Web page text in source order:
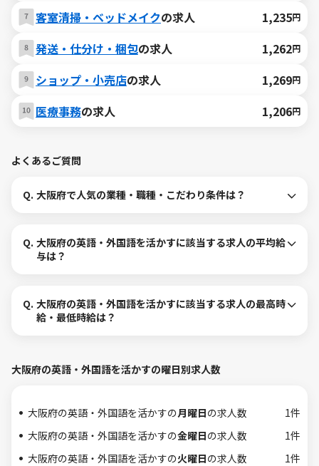
客室清掃・ベッドメイクの求人 1,235円
発送・仕分け・梱包の求人 1,262円
ショップ・小売店の求人 1,269円
医療事務の求人 1,206円
よくあるご質問
Q. 大阪府で人気の業種・職種・こだわり条件は？
Q. 大阪府の英語・外国語を活かすに該当する求人の平均給
与は？
Q. 大阪府の英語・外国語を活かすに該当する求人の最高時
給・最低時給は？
大阪府の英語・外国語を活かすの曜日別求人数
大阪府の英語・外国語を活かすの月曜日の求人数
1件
大阪府の英語・外国語を活かすの金曜日の求人数
1件
大阪府の英語・外国語を活かすの火曜日の求人数
1件